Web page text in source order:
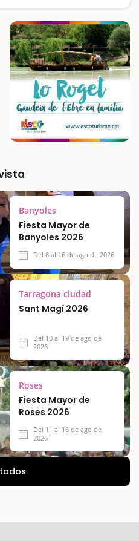
de Barcelona es un lugar
disfrutar en familia de un
único. Situado en Montjuïc,
ofrece un fascinante recorrido
vegetales de diferentes
Banyoles
Fiesta Mayor de
Banyoles 2026
Del 8 al 16 de ago de 2026
Tarragona ciudad
Sant Magí 2026
Del 10 al 19 de ago de
2026
Roses
Fiesta Mayor de
Roses 2026
Del 11 al 16 de ago de
2026